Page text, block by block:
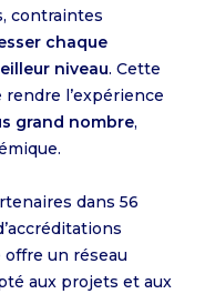
contraintes
chaque
niveau. Cette
l’expérience
grand nombre,
dans 56
offre un réseau
aux projets et aux